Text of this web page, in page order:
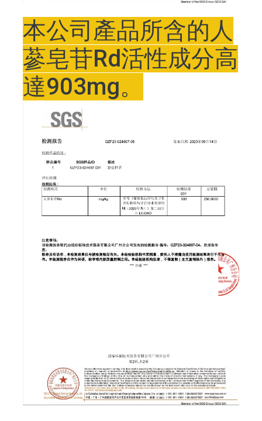
本公司產品所含的人
蔘皂苷Rd活性成分高
達903mg。